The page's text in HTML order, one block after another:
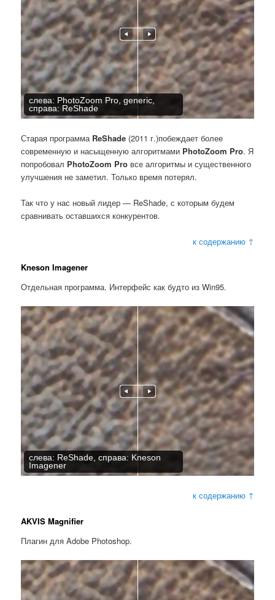
слева: PhotoZoom Pro, generic,
справа: ReShade
Старая программа ReShade (2011 г.)побеждает более
современную и насыщенную алгоритмами PhotoZoom Pro. Я
попробовал PhotoZoom Pro все алгоритмы и существенного
улучшения не заметил. Только время потерял.
Так что у нас новый лидер — ReShade, с которым будем
сравнивать оставшихся конкурентов.
к содержанию ↑
Kneson Imagener
Отдельная программа. Интерфейс как будто из Win95.
слева: ReShade, справа: Kneson
Imagener
к содержанию ↑
AKVIS Magnifier
Плагин для Adobe Photoshop.